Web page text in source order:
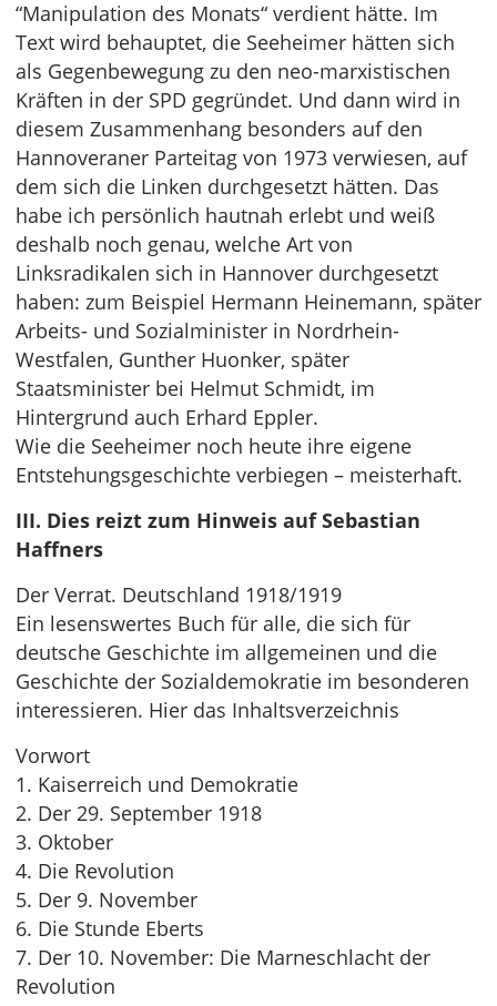
“Manipulation des Monats“ verdient hätte. Im
Text wird behauptet, die Seeheimer hätten sich
als Gegenbewegung zu den neo-marxistischen
Kräften in der SPD gegründet. Und dann wird in
diesem Zusammenhang besonders auf den
Hannoveraner Parteitag von 1973 verwiesen, auf
dem sich die Linken durchgesetzt hätten. Das
habe ich persönlich hautnah erlebt und weiß
deshalb noch genau, welche Art von
Linksradikalen sich in Hannover durchgesetzt
haben: zum Beispiel Hermann Heinemann, später
Arbeits- und Sozialminister in Nordrhein-
Westfalen, Gunther Huonker, später
Staatsminister bei Helmut Schmidt, im
Hintergrund auch Erhard Eppler.
Wie die Seeheimer noch heute ihre eigene
Entstehungsgeschichte verbiegen – meisterhaft.
III. Dies reizt zum Hinweis auf Sebastian
Haffners
Der Verrat. Deutschland 1918/1919
Ein lesenswertes Buch für alle, die sich für
deutsche Geschichte im allgemeinen und die
Geschichte der Sozialdemokratie im besonderen
interessieren. Hier das Inhaltsverzeichnis
Vorwort
1. Kaiserreich und Demokratie
2. Der 29. September 1918
3. Oktober
4. Die Revolution
5. Der 9. November
6. Die Stunde Eberts
7. Der 10. November: Die Marneschlacht der
Revolution